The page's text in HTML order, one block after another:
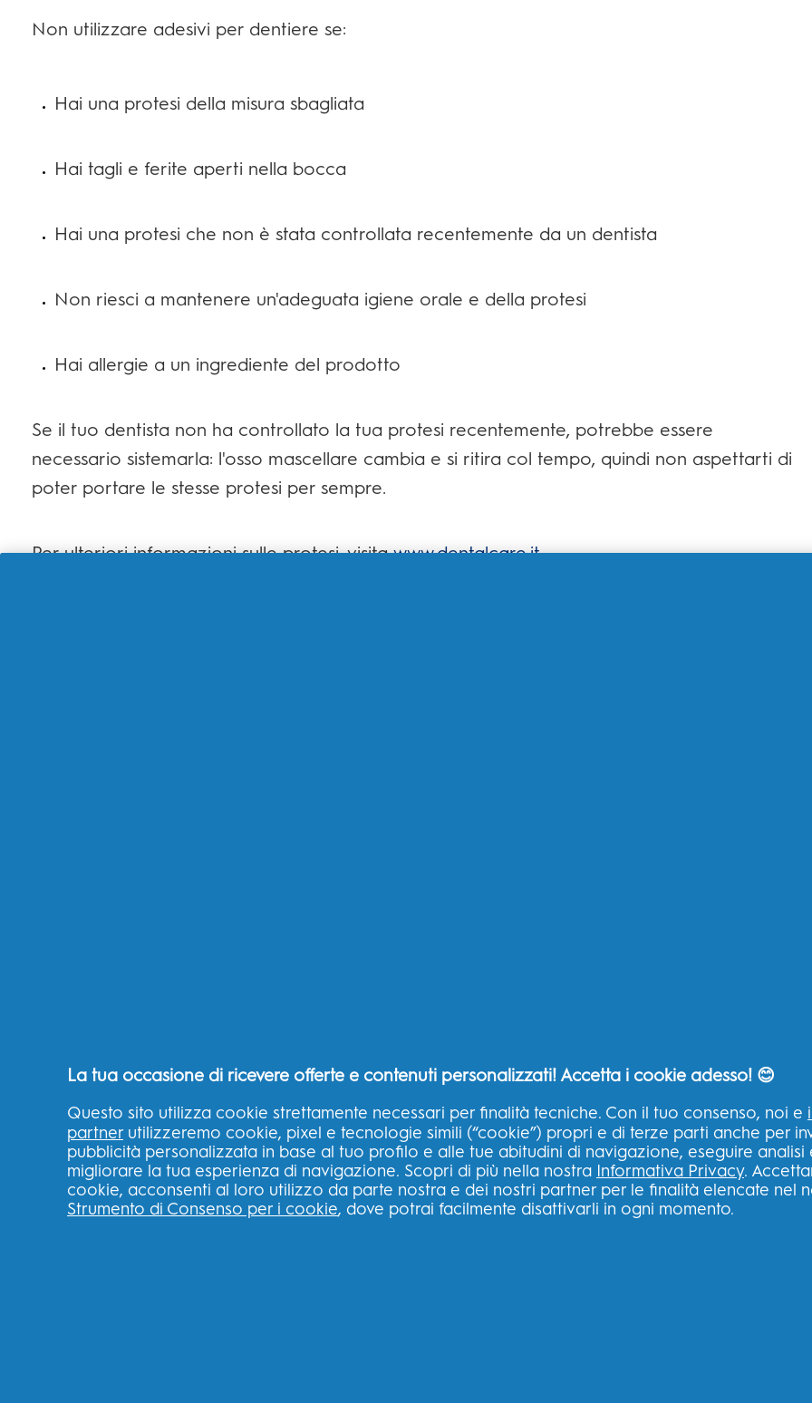
Non utilizzare adesivi per dentiere se:
Hai una protesi della misura sbagliata
Hai tagli e ferite aperti nella bocca
Hai una protesi che non è stata controllata recentemente da un dentista
Non riesci a mantenere un'adeguata igiene orale e della protesi
Hai allergie a un ingrediente del prodotto
Se il tuo dentista non ha controllato la tua protesi recentemente, potrebbe essere
necessario sistemarla: l'osso mascellare cambia e si ritira col tempo, quindi non aspettarti di
poter portare le stesse protesi per sempre.
Per ulteriori informazioni sulle protesi, visitawww.dentalcare.it.
PRODOTTI
Trova il tuo spazzolino
ideale
IMPARARE
Perché Spazzolino
Elettrico Oral-B?
SITI CORRELATI
P&G Brands
Oral-B Professional
LA
La tua occasione di ricevere offerte e contenuti personalizzati! Accetta i cookie adesso! 😊
Questo sito utilizza cookie strettamente necessari per finalità tecniche. Con il tuo consenso, noi e
partner utilizzeremo cookie, pixel e tecnologie simili (“cookie”) propri e di terze parti anche per
pubblicità personalizzata in base al tuo profilo e alle tue abitudini di navigazione, eseguire analisi
migliorare la tua esperienza di navigazione. Scopri di più nella nostra Informativa Privacy.
cookie, acconsenti al loro utilizzo da parte nostra e dei nostri partner per le finalità elencate nel
Strumento di Consenso per i cookie, dove potrai facilmente disattivarli in ogni momento.